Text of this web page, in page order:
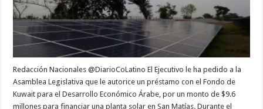
financiar
planta
solar
Redacción Nacionales @DiarioCoLatino El Ejecutivo le ha pedido a la
Asamblea Legislativa que le autorice un préstamo con el Fondo de
Kuwait para el Desarrollo Económico Árabe, por un monto de $9.6
millones para financiar una planta solar en San Matías. Durante el